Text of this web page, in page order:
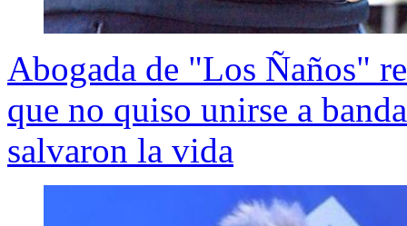
Abogada de "Los Ñaños"
que no quiso unirse a
salvaron la vida